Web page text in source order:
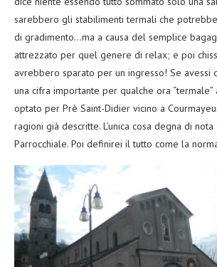
sarebbero gli stabilimenti termali che
di gradimento…ma a causa del semplice
attrezzato per quel genere di relax; e poi
avrebbero sparato per un ingresso! Se avessi
una cifra importante per qualche ora
optato per Prè Saint-Didier vicino a
ragioni già descritte. L’unica cosa degna di nota
Parrocchiale. Poi definirei il tutto come la